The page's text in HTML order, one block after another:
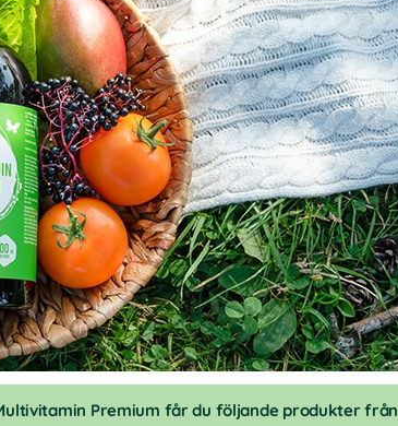
Premium får du följande produkter från